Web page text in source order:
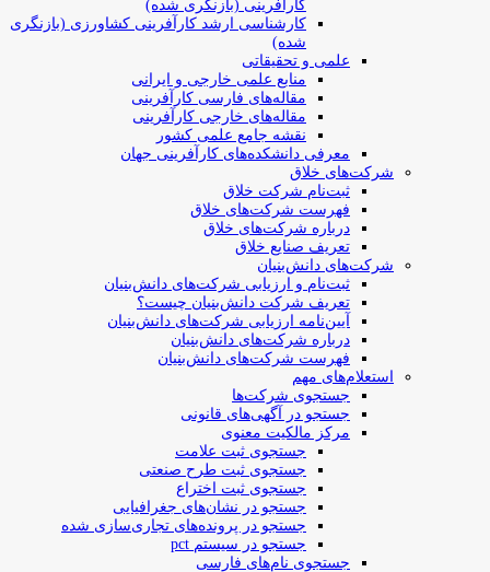
کارآفرینی (بازنگری شده)
کارشناسی ارشد کارآفرینی کشاورزی (بازنگری
شده)
علمی و تحقیقاتی
منابع علمی خارجی و ایرانی
مقاله‌های فارسی کارآفرینی
مقاله‌های خارجی کارآفرینی
نقشه جامع علمی کشور
معرفی دانشکده‌های کارآفرینی جهان
شرکت‌های خلاق
ثبت‌نام شرکت خلاق
فهرست شرکت‌های خلاق
درباره شرکت‌های خلاق
تعریف صنایع خلاق
شرکت‌های دانش‌بنیان
ثبت‌نام و ارزیابی شرکت‌های دانش‌بنیان
تعریف شرکت دانش‌بنیان چیست؟
آیین‌نامه ارزیابی شرکت‌های دانش‌بنیان
درباره شرکت‌های دانش‌بنیان
فهرست شرکت‌های دانش‌بنیان
استعلام‌های مهم
جستجوی شرکت‌ها
جستجو در آگهی‌های قانونی
مرکز مالکیت معنوی
جستجوی ثبت علامت
جستجوی ثبت طرح صنعتی
جستجوی ثبت اختراع
جستجو در نشان‌های جغرافیایی
جستجو در پرونده‌های تجاری‌سازی شده
جستجو در سیستم pct
جستجوی نام‌های فارسی